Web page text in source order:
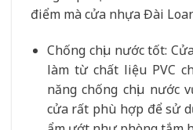
điểm mà cửa nhựa Đài
Chống chịu nước tốt:
làm từ chất liệu PVC
năng chống chịu nước
cửa rất phù hợp để sử